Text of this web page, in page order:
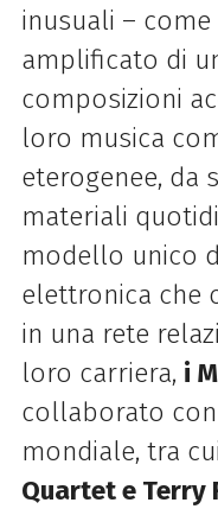
inusuali –
amplificato di
composizioni
loro musica
eterogenee, da
materiali
modello unico
elettronica che
in una rete
loro carriera, i
collaborato
mondiale, tra cui
Quartet e Terry